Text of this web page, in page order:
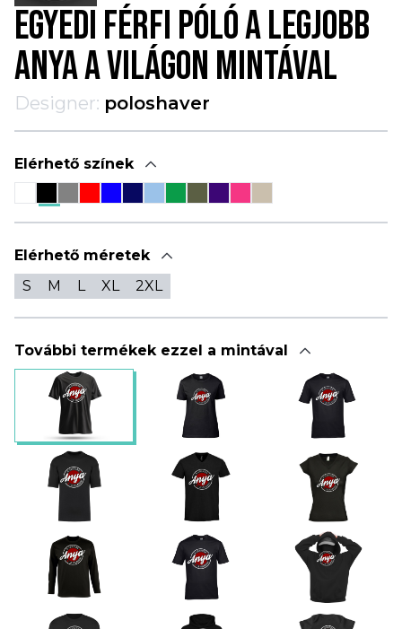
EGYEDI FÉRFI PÓLÓ A LEGJOBB
ANYA A VILÁGON MINTÁVAL
Designer: poloshaver
Elérhető színek
Elérhető méretek
S
M L XL 2XL
További termékek ezzel a mintával